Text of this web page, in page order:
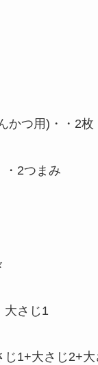
かつ用)・・2枚
・2つまみ
大さじ1
じ1+大さじ2+大